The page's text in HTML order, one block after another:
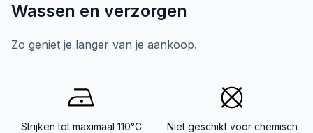
Wassen en verzorgen
Zo geniet je langer van je aankoop.
Strijken tot maximaal 110°C
Niet geschikt voor chemisch